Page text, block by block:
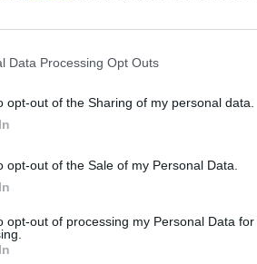
Data Processing Opt Outs
opt-out of the Sharing of my personal data.
opt-out of the Sale of my Personal Data.
opt-out of processing my Personal Data for
pijet energjike po dëmtojnë
zemër